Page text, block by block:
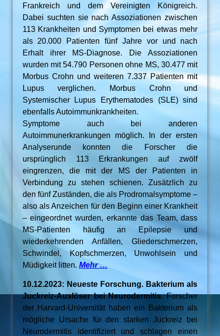
Frankreich und dem Vereinigten Königreich.
Dabei suchten sie nach Assoziationen zwischen
113 Krankheiten und Symptomen bei etwas mehr
als 20.000 Patienten fünf Jahre vor und nach
Erhalt ihrer MS-Diagnose. Die Assoziationen
wurden mit 54.790 Personen ohne MS, 30.477 mit
Morbus Crohn und weiteren 7.337 Patienten mit
Lupus verglichen. Morbus Crohn und
Systemischer Lupus Erythematodes (SLE) sind
ebenfalls Autoimmunkrankheiten.
Symptome auch bei anderen
Autoimmunerkrankungen möglich. In der ersten
Analyserunde konnten die Forscher die
ursprünglich 113 Erkrankungen auf zwölf
eingrenzen, die mit der MS der Patienten in
Verbindung zu stehen schienen. Zusätzlich zu
den fünf Zuständen, die als Prodromalsymptome –
also als Anzeichen für den Beginn einer Krankheit
– eingeordnet wurden, erkannte das Team, dass
MS-Patienten häufig an Epilepsie und
wiederkehrenden Anfällen, Gliederschmerzen,
Schwindel, Kopfschmerzen, Unwohlsein und
Müdigkeit litten. Mehr …
10.12.2023: Neueste Forschung. Bakterium als
Juckreiz-Auslöser bei Neurodermitis.Forscher
der Harvard-Universität haben ein Bakterium als
mögliche Ursache für den starken Juckreiz bei
Neurodermitis identifiziert und schlagen einen